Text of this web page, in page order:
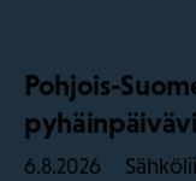
Pohjois-
6.8.2026